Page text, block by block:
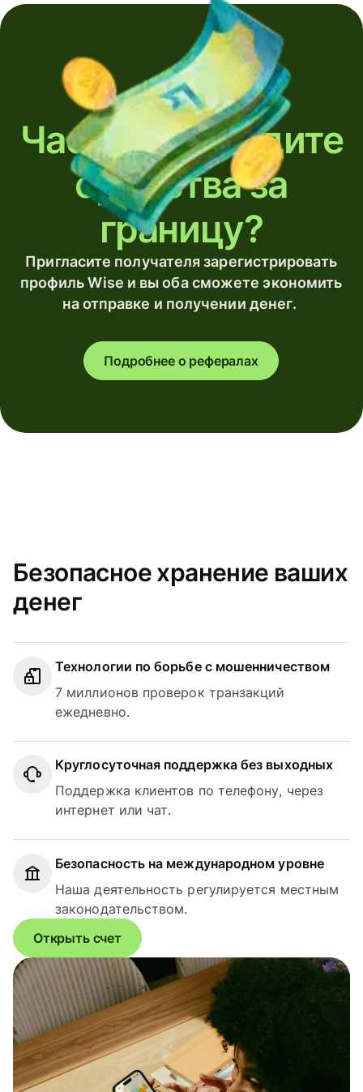
Часто переводите
средства за
границу?
Пригласите получателя зарегистрировать
профиль Wise и вы оба сможете экономить
на отправке и получении денег.
Подробнее о рефералах
Безопасное хранение ваших
денег
Технологии по борьбе с мошенничеством
7 миллионов проверок транзакций
ежедневно.
Круглосуточная поддержка без выходных
Поддержка клиентов по телефону, через
интернет или чат.
Безопасность на международном уровне
Наша деятельность регулируется местным
законодательством.
Открыть счет